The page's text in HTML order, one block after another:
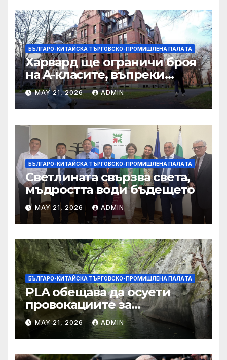
БЪЛГАРО-КИТАЙСКА ТЪРГОВСКО-ПРОМИШЛЕНА ПАЛAТА
Харвард ще ограничи броя
на A-класите, въпреки
силната съпротива на
студентите
MAY 21, 2026 ADMIN
БЪЛГАРО-КИТАЙСКА ТЪРГОВСКО-ПРОМИШЛЕНА ПАЛAТА
Светлината свързва света,
мъдростта води бъдещето
MAY 21, 2026 ADMIN
БЪЛГАРО-КИТАЙСКА ТЪРГОВСКО-ПРОМИШЛЕНА ПАЛAТА
PLA обещава да осуети
провокациите за
„независимост на Тайван“.
MAY 21, 2026 ADMIN